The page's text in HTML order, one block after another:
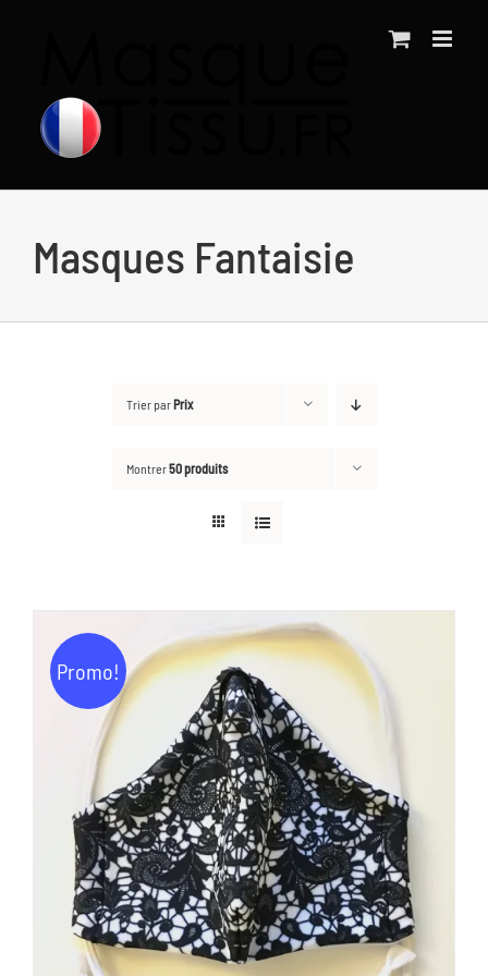
Masques Fantaisie
Trier parPrix
Montrer50 produits
Promo!
AJOUTER AU PANIER / DÉTAILS